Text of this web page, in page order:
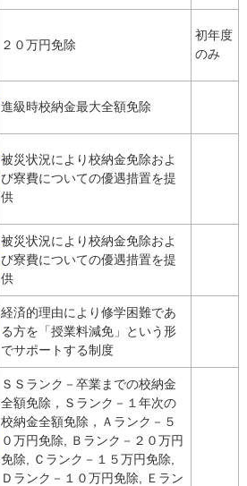
２０万円免除
初年度
のみ
進級時校納金最大全額免除
被災状況により校納金免除およ
び寮費についての優遇措置を提
供
被災状況により校納金免除およ
び寮費についての優遇措置を提
供
経済的理由により修学困難であ
る方を「授業料減免」という形
でサポートする制度
ＳＳランク－卒業までの校納金
全額免除，Ｓランク－１年次の
校納金全額免除，Ａランク－５
０万円免除, Ｂランク－２０万円
免除, Ｃランク－１５万円免除,
Ｄランク－１０万円免除, Ｅラン